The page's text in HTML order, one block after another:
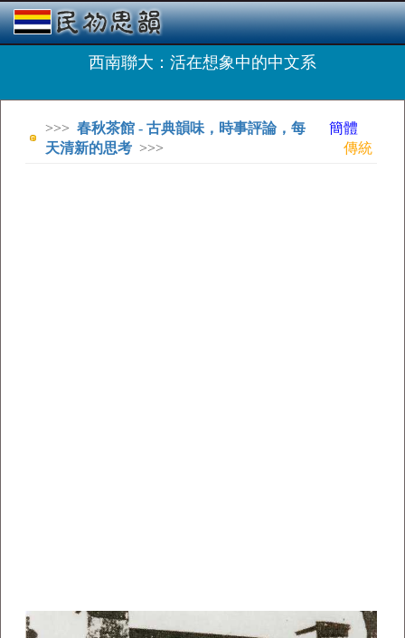
西南聯大：活在想象中的中文系
>>> 春秋茶館 - 古典韻味，時事評論，每
天清新的思考 >>>
簡體
傳統